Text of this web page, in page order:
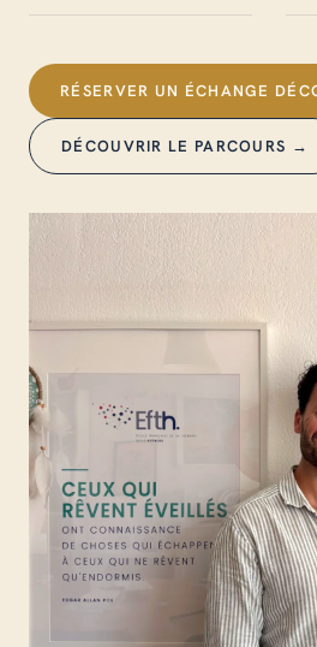
RÉSERVER UN ÉCHANGE
DÉCOUVRIR LE PARCOURS →